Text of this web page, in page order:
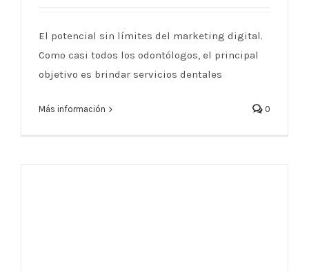
El potencial sin límites del marketing digital.
Como casi todos los odontólogos, el principal
objetivo es brindar servicios dentales
Más información 0